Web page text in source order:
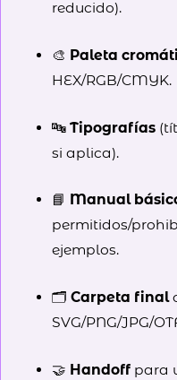
reducido).
🎨 Paleta
HEX/RGB/CMYK.
🔤 Tipografías
si aplica).
📘 Manual
permitidos/
ejemplos.
🗂️ Carpeta final
SVG/PNG/JPG/
🤝 Handoffpara